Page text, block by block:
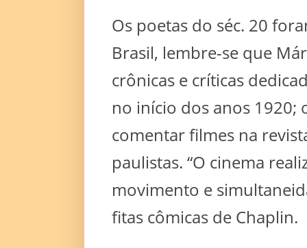
Os poetas do séc. 20
Brasil, lembre-se que
crônicas e críticas
no início dos anos 1920;
comentar filmes na
paulistas. “O cinema
movimento e
fitas cômicas de Chaplin.